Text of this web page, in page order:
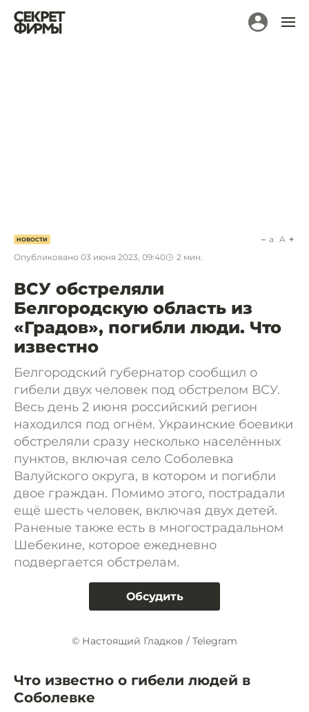
НОВОСТИ
Опубликовано 03 июня 2023, 09:40 2 мин.
a A
ВСУ обстреляли
Белгородскую область из
«Градов», погибли люди. Что
известно
Белгородский губернатор сообщил о
гибели двух человек под обстрелом ВСУ.
Весь день 2 июня российский регион
находился под огнём. Украинские боевики
обстреляли сразу несколько населённых
пунктов, включая село Соболевка
Валуйского округа, в котором и погибли
двое граждан. Помимо этого, пострадали
ещё шесть человек, включая двух детей.
Раненые также есть в многострадальном
Шебекине, которое ежедневно
подвергается обстрелам.
Обсудить
© Настоящий Гладков / Telegram
Что известно о гибели людей в
Соболевке